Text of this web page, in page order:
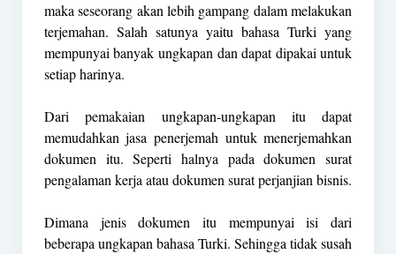
maka seseorang akan lebih gampang dalam melakukan
terjemahan. Salah satunya yaitu bahasa Turki yang
mempunyai banyak ungkapan dan dapat dipakai untuk
setiap harinya.
Dari pemakaian ungkapan-ungkapan itu dapat
memudahkan jasa penerjemah untuk menerjemahkan
dokumen itu. Seperti halnya pada dokumen surat
pengalaman kerja atau dokumen surat perjanjian bisnis.
Dimana jenis dokumen itu mempunyai isi dari
beberapa ungkapan bahasa Turki. Sehingga tidak susah